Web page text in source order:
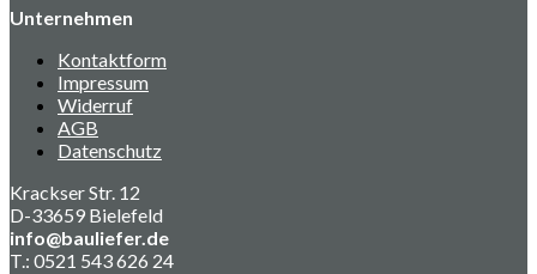
Unternehmen
Kontaktform
Impressum
Widerruf
AGB
Datenschutz
Krackser Str. 12
D-33659 Bielefeld
info@bauliefer.de
T.: 0521 543 626 24